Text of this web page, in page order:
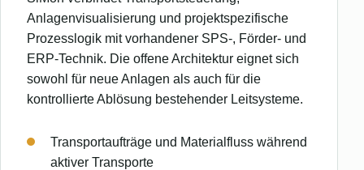
Anlagenvisualisierung und projektspezifische
Prozesslogik mit vorhandener SPS-, Förder- und
ERP-Technik. Die offene Architektur eignet sich
sowohl für neue Anlagen als auch für die
kontrollierte Ablösung bestehender Leitsysteme.
Transportaufträge und Materialfluss während
aktiver Transporte